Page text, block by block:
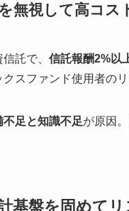
無視して高コス
託で、 信託報酬2%以
スファンド使用者の
不足と知識不足が原因
基盤を固めて